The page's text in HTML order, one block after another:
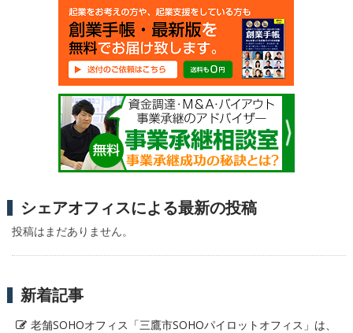
シェアオフィスによる最新の投稿
投稿はまだありません。
新着記事
老舗SOHOオフィス「三鷹市SOHOパイロットオフィス」は、